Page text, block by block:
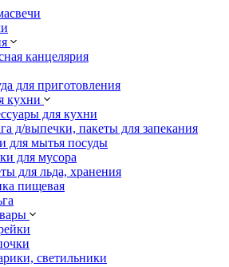
канцелярия
для приготовления
кухни
для кухни
д/выпечки, пакеты для запекания
для мытья посуды
для мусора
для льда, хранения
пищевая
светильники